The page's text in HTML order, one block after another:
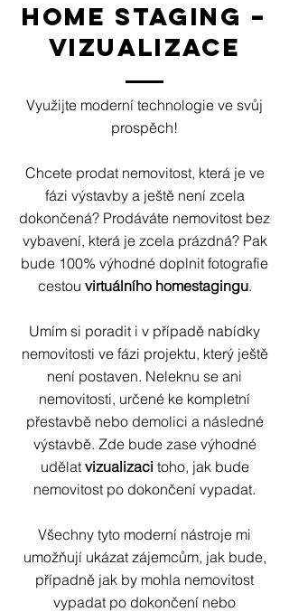
HOME STAGING –
VIZUALIZACE
Využijte moderní technologie ve svůj
prospěch!
Chcete prodat nemovitost, která je ve
fázi výstavby a ještě není zcela
dokončená? Prodáváte nemovitost bez
vybavení, která je zcela prázdná? Pak
bude 100% výhodné doplnit fotografie
cestou virtuálního homestagingu.
Umím si poradit i v případě nabídky
nemovitosti ve fázi projektu, který ještě
není postaven. Neleknu se ani
nemovitosti, určené ke kompletní
přestavbě nebo demolici a následné
výstavbě. Zde bude zase výhodné
udělat vizualizaci toho, jak bude
nemovitost po dokončení vypadat.
Všechny tyto moderní nástroje mi
umožňují ukázat zájemcům, jak bude,
případně jak by mohla nemovitost
vypadat po dokončení nebo